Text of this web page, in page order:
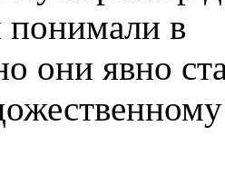
в
они явно